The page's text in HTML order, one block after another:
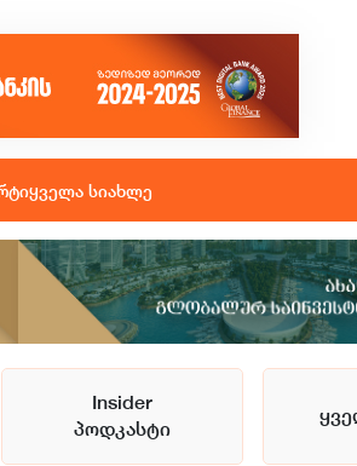
ყველა სიახლე
Insider
პოდკასტი